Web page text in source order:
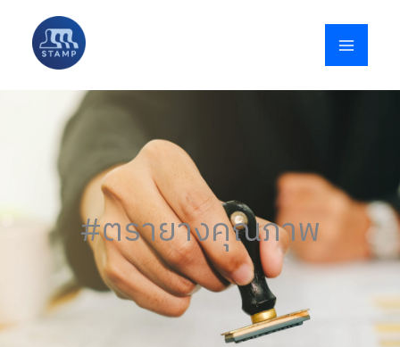
content
#ตรายางคุณภาพ